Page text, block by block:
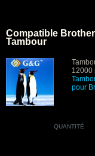
Compatible
Tambour
12000
pour
QUANTITÉ